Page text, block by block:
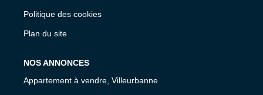
Politique des cookies
Plan du site
NOS ANNONCES
Appartement à vendre, Villeurbanne